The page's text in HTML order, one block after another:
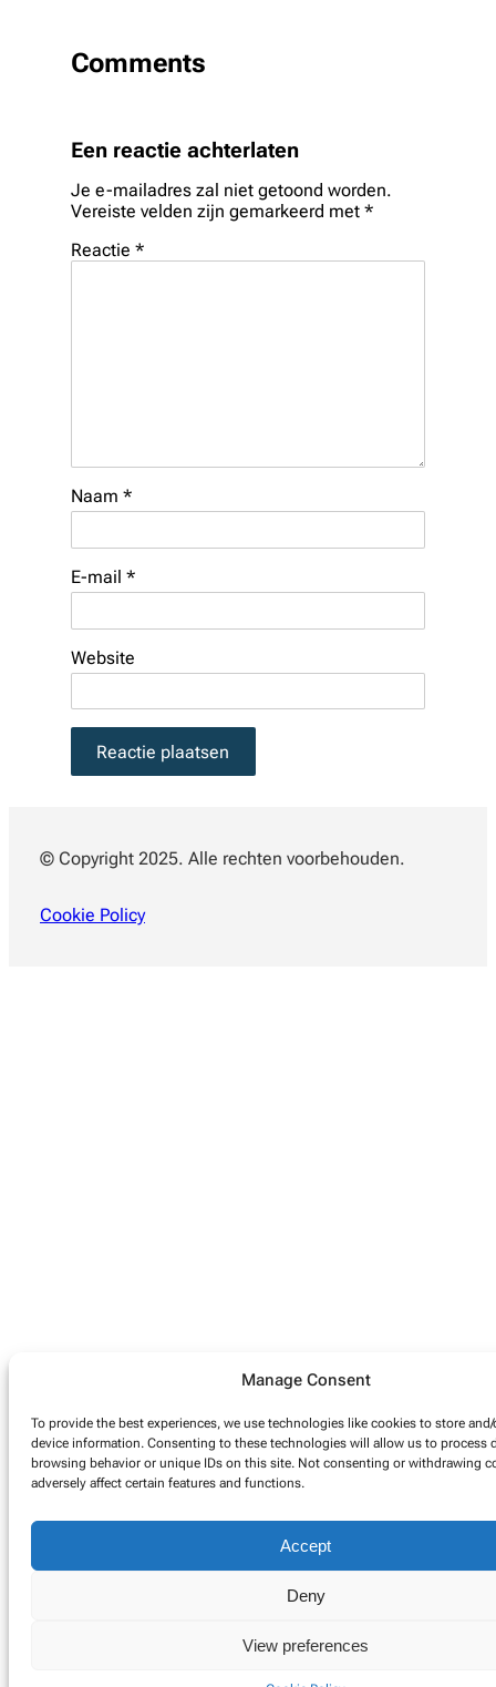
Manage Consent
To provide the best experiences, we use technologies like cookies to store and/
device information. Consenting to these technologies will allow us to process
browsing behavior or unique IDs on this site. Not consenting or withdrawing
adversely affect certain features and functions.
Accept
Deny
View preferences
Comments
Een reactie achterlaten
Je e-mailadres zal niet getoond worden.
Vereiste velden zijn gemarkeerd met *
Reactie *
Naam *
E-mail *
Website
© Copyright 2025. Alle rechten voorbehouden.
Cookie Policy